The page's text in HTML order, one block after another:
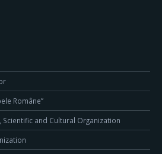
Române”
and Cultural Organization